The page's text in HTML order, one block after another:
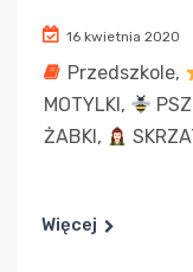
16 kwietnia 2020
Przedszkole,
MOTYLKI,
ŻABKI,
Więcej